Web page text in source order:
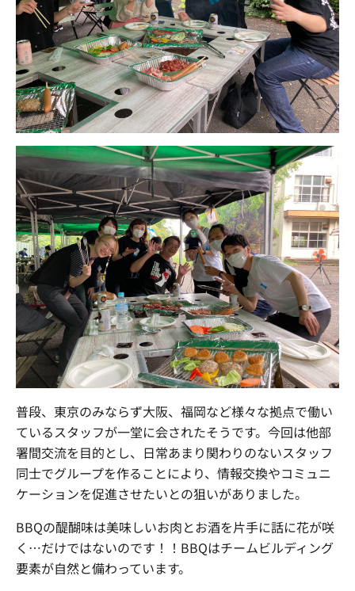
普段、東京のみならず大阪、福岡など様々な拠点で働い
ているスタッフが一堂に会されたそうです。今回は他部
署間交流を目的とし、日常あまり関わりのないスタッフ
同士でグループを作ることにより、情報交換やコミュニ
ケーションを促進させたいとの狙いがありました。
BBQの醍醐味は美味しいお肉とお酒を片手に話に花が咲
く…だけではないのです！！ BBQはチームビルディング
要素が自然と備わっています。